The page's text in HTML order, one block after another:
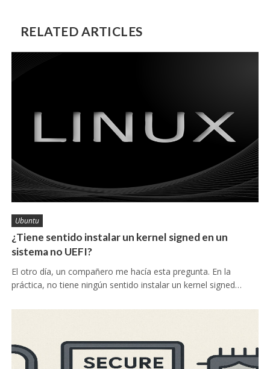
RELATED ARTICLES
Ubuntu
¿Tiene sentido instalar un kernel signed en un
sistema no UEFI?
El otro día, un compañero me hacía esta pregunta. En la
práctica, no tiene ningún sentido instalar un kernel signed…